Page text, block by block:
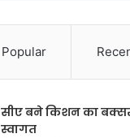
Popular
सीए बने किशन का
स्वागत